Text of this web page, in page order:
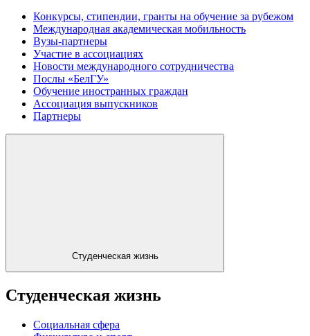
Конкурсы, стипендии, гранты на обучение за рубежом
Международная академическая мобильность
Вузы-партнеры
Участие в ассоциациях
Новости международного сотрудничества
Послы «БелГУ»
Обучение иностранных граждан
Ассоциация выпускников
Партнеры
Студенческая жизнь
Студенческая жизнь
Социальная сфера